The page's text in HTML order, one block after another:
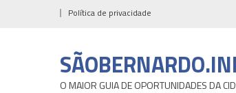
Política de privacidade
O MAIOR GUIA DE OPORTUNIDADES DA